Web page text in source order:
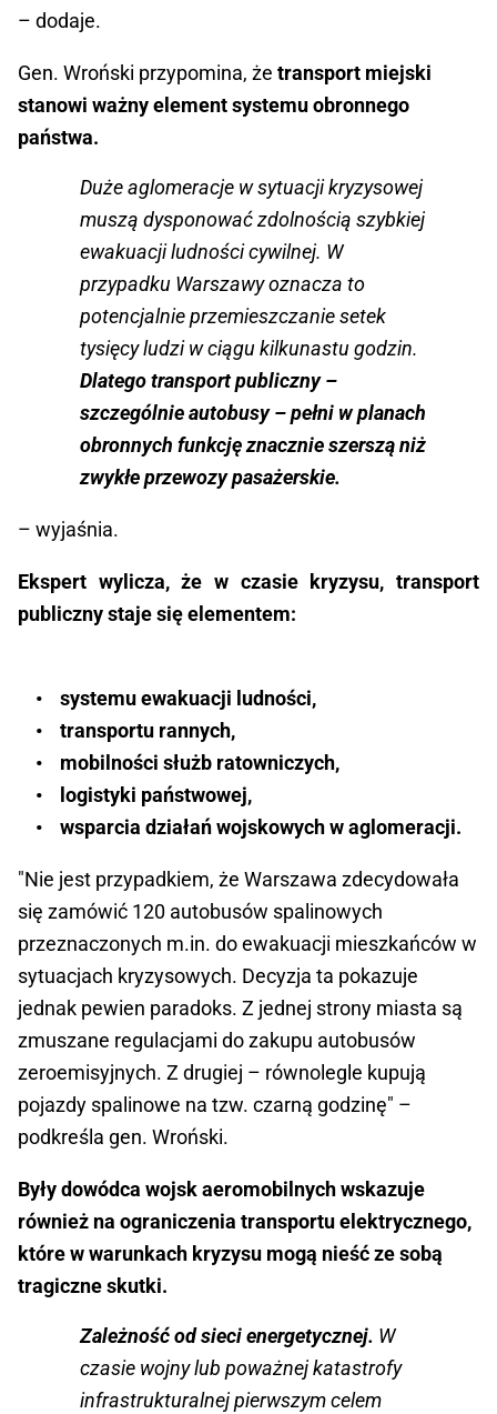
– dodaje.
Gen. Wroński przypomina, że transport miejski
stanowi ważny element systemu obronnego
państwa.
Duże aglomeracje w sytuacji kryzysowej
muszą dysponować zdolnością szybkiej
ewakuacji ludności cywilnej. W
przypadku Warszawy oznacza to
potencjalnie przemieszczanie setek
tysięcy ludzi w ciągu kilkunastu godzin.
Dlatego transport publiczny –
szczególnie autobusy – pełni w planach
obronnych funkcję znacznie szerszą niż
zwykłe przewozy pasażerskie.
– wyjaśnia.
Ekspert wylicza, że w czasie kryzysu, transport
publiczny staje się elementem:
• systemu ewakuacji ludności,
• transportu rannych,
• mobilności służb ratowniczych,
• logistyki państwowej,
• wsparcia działań wojskowych w aglomeracji.
"Nie jest przypadkiem, że Warszawa zdecydowała
się zamówić 120 autobusów spalinowych
przeznaczonych m.in. do ewakuacji mieszkańców w
sytuacjach kryzysowych. Decyzja ta pokazuje
jednak pewien paradoks. Z jednej strony miasta są
zmuszane regulacjami do zakupu autobusów
zeroemisyjnych. Z drugiej – równolegle kupują
pojazdy spalinowe na tzw. czarną godzinę" –
podkreśla gen. Wroński.
Były dowódca wojsk aeromobilnych wskazuje
również na ograniczenia transportu elektrycznego,
które w warunkach kryzysu mogą nieść ze sobą
tragiczne skutki.
Zależność od sieci energetycznej. W
czasie wojny lub poważnej katastrofy
infrastrukturalnej pierwszym celem